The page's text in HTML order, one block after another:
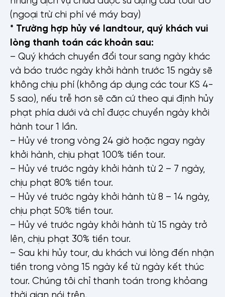
(ngoại trừ chi phí vé máy bay)
* Trường hợp hủy vé landtour, quý khách vui
lòng thanh toán các khoản sau:
– Quý khách chuyển đổi tour sang ngày khác
và báo trước ngày khởi hành trước 15 ngày sẽ
không chịu phí (không áp dụng các tour KS 4-
5 sao), nếu trễ hơn sẽ căn cứ theo qui định hủy
phạt phía dưới và chỉ được chuyển ngày khởi
hành tour 1 lần.
– Hủy vé trong vòng 24 giờ hoặc ngay ngày
khởi hành, chịu phạt 100% tiền tour.
– Hủy vé trước ngày khởi hành từ 2 – 7 ngày,
chịu phạt 80% tiền tour.
– Hủy vé trước ngày khởi hành từ 8 – 14 ngày,
chịu phạt 50% tiền tour.
– Hủy vé trước ngày khởi hành từ 15 ngày trở
lên, chịu phạt 30% tiền tour.
– Sau khi hủy tour, du khách vui lòng đến nhận
tiền trong vòng 15 ngày kể từ ngày kết thúc
tour. Chúng tôi chỉ thanh toán trong khỏang
thời gian nói trên.